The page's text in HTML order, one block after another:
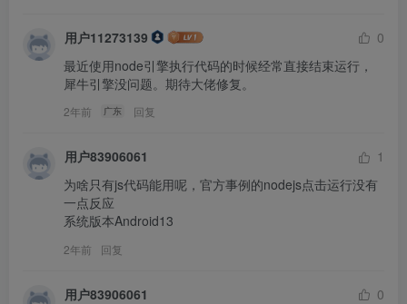
用户11273139
0
最近使用node引擎执行代码的时候经常直接结束运行，
犀牛引擎没问题。期待大佬修复。
2年前 广东 回复
用户83906061
1
为啥只有js代码能用呢，官方事例的nodejs点击运行没有
一点反应
系统版本Android13
2年前 回复
用户83906061
0